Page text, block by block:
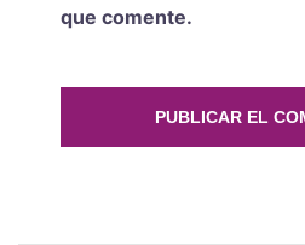
que comente.